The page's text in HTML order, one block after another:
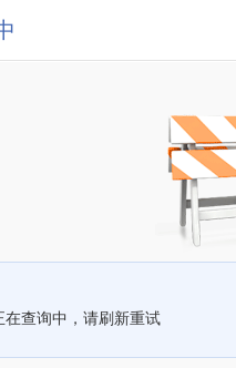
在查询中，请刷新重试